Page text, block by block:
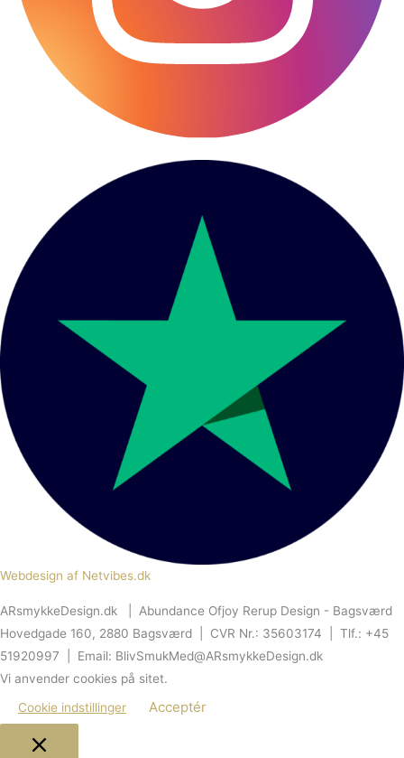
Webdesign af Netvibes.dk
ARsmykkeDesign.dk | Abundance Ofjoy Rerup Design - Bagsværd
Hovedgade 160, 2880 Bagsværd | CVR Nr.: 35603174 | Tlf.: +45
51920997 | Email: BlivSmukMed@ARsmykkeDesign.dk
Vi anvender cookies på sitet.
Cookie indstillinger
Acceptér